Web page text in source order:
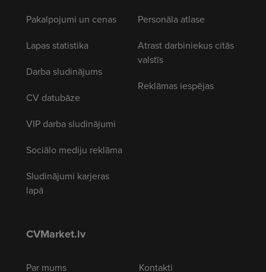
Pakalpojumi un cenas
Lapas statistika
Darba sludinājums
CV datubāze
VIP darba sludinājumi
Sociālo mediju reklāma
Sludinājumi karjeras
lapā
Personāla atlase
Atrast darbiniekus citās
valstīs
Reklāmas iespējas
CVMarket.lv
Par mums
Kontakti